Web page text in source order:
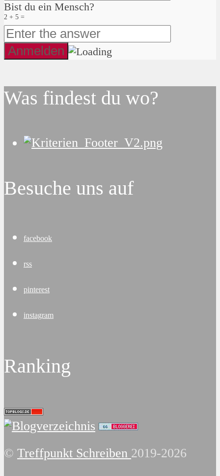
Bist du ein Mensch?
2 + 5 =
Was findest du wo?
Besuche uns auf
facebook
rss
pinterest
instagram
Ranking
© Treffpunkt Schreiben 2019-2026